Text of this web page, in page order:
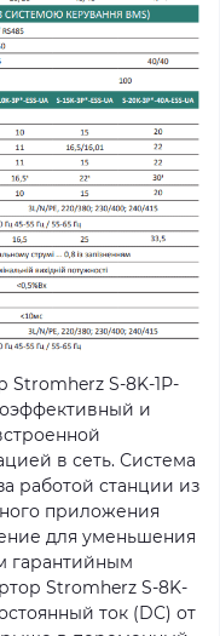
S-8K-1Р-
и
в сеть. Система
работой станции из
приложения
для уменьшения
гарантийным
Stromherz S-8K-
ток (DC) от